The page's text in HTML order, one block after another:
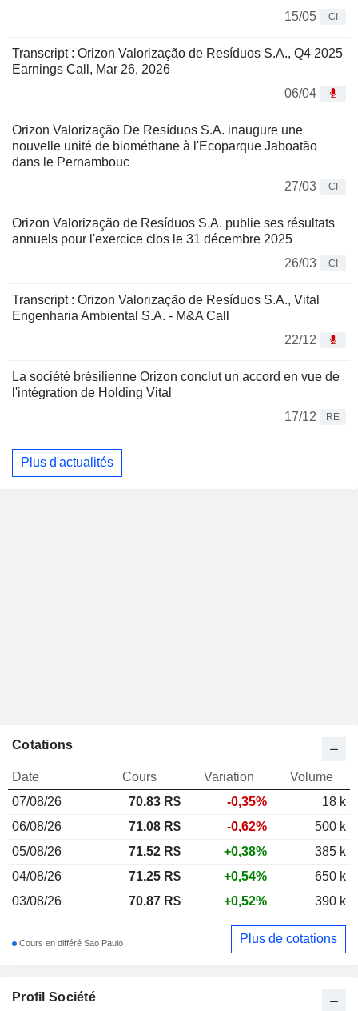
15/05
CI
Transcript : Orizon Valorização de Resíduos S.A., Q4 2025
Earnings Call, Mar 26, 2026
06/04
Orizon Valorização De Resíduos S.A. inaugure une
nouvelle unité de biométhane à l'Ecoparque Jaboatão
dans le Pernambouc
27/03
CI
Orizon Valorização de Resíduos S.A. publie ses résultats
annuels pour l'exercice clos le 31 décembre 2025
26/03
CI
Transcript : Orizon Valorização de Resíduos S.A., Vital
Engenharia Ambiental S.A. - M&A Call
22/12
La société brésilienne Orizon conclut un accord en vue de
l'intégration de Holding Vital
17/12
RE
Plus d'actualités
Profil Société
Cotations
Date Cours Variation
Volume
07/08/26
70.83 R$ -0,35%
18 k
06/08/26
71.08 R$ -0,62%
500 k
05/08/26
71.52 R$ +0,38%
385 k
04/08/26
71.25 R$ +0,54%
650 k
03/08/26
70.87 R$ +0,52% 390 k
Cours en différé Sao Paulo Plus de cotations